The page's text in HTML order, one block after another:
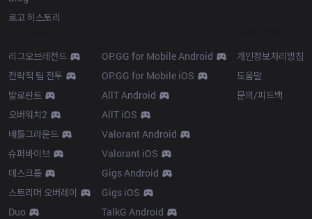
로고 히스토리
리그오브레전드
전략적 팀 전투
발로란트
오버워치2
배틀그라운드
슈퍼바이브
데스크톱
스트리머 오버레이
Duo
OP.GG for Mobile Android
OP.GG for Mobile iOS
AllT Android
AllT iOS
Valorant Android
Valorant iOS
Gigs Android
Gigs iOS
TalkG Android
개인정보처리방침
도움말
문의/피드백